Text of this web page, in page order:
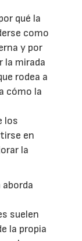
qué la
como
y por
la mirada
rodea a
cómo la
los
en
la
suelen
la propia